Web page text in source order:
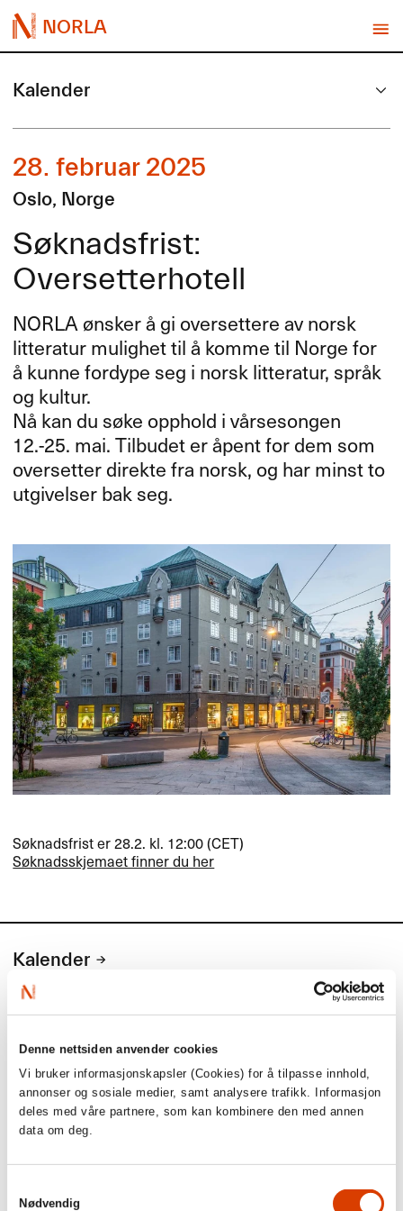
Denne nettsiden anvender cookies
Vi bruker informasjonskapsler (Cookies) for å tilpasse innhold,
annonser og sosiale medier, samt analysere trafikk. Informasjon
deles med våre partnere, som kan kombinere den med annen
data om deg.
Nødvendig
NORLA
Kalender
28. februar 2025
Oslo, Norge
Søknadsfrist:
Oversetterhotell
NORLAønsker å gi oversettere av norsk
litteratur mulighet til å komme til Norge for
å kunne fordype seg i norsk litteratur, språk
og kultur.
Nå kan du søke opphold i vårsesongen
12.-25. mai. Tilbudet er åpent for dem som
oversetter direkte fra norsk, og har minst to
utgivelser bak seg.
Søknadsfrist er 28.2. kl. 12:00 (CET)
Søknadsskjemaet finner du her
Kalender
Kommende aktiviteter
1. september
Søknadsfrist: Tilskudd til eksport- og
agenter og forlag)
Søknadsfrist: Tilskudd til eksport- og markedstiltak i utlandet